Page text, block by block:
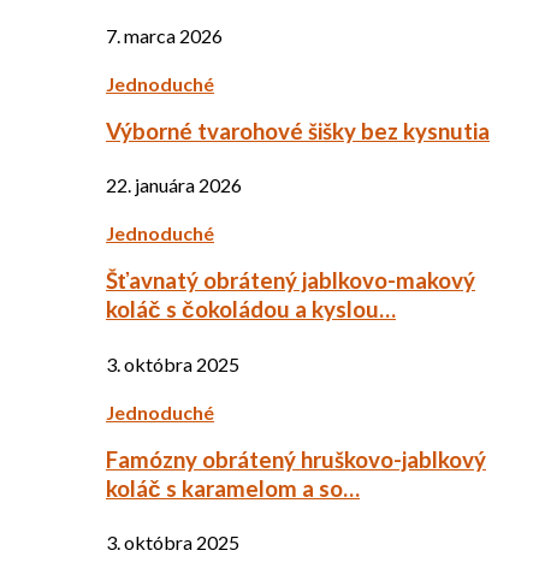
7. marca 2026
Jednoduché
Výborné tvarohové šišky bez kysnutia
22. januára 2026
Jednoduché
Šťavnatý obrátený jablkovo-makový
koláč s čokoládou a kyslou…
3. októbra 2025
Jednoduché
Famózny obrátený hruškovo-jablkový
koláč s karamelom a so…
3. októbra 2025